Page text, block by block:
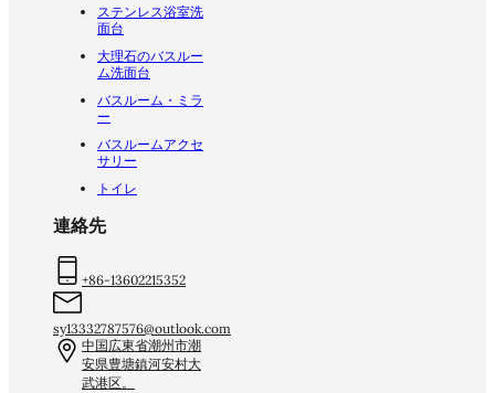
ステンレス浴室洗
面台
大理石のバスルー
ム洗面台
バスルーム・ミラ
ー
バスルームアクセ
サリー
トイレ
連絡先
+86-13602215352
sy13332787576@outlook.com
中国広東省潮州市潮
安県豊塘鎮河安村大
武港区。